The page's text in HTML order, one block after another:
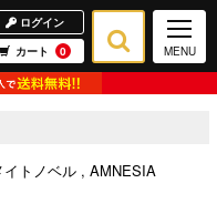
ログイン
カート
0 MENU
イトノベル
AMNESIA